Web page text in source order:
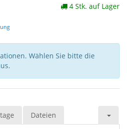
4 Stk. auf Lager
Wählen Sie bitte die
Dateien